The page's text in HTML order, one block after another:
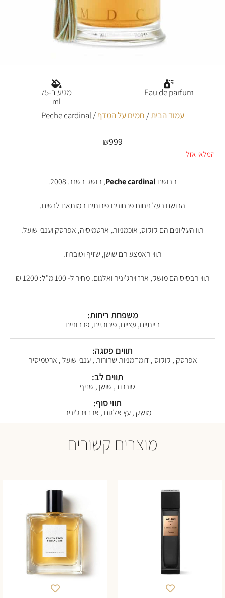
עמוד הבית/חמים על המדף/ Peche cardinal
₪999
המלאי אזל
הבושםPeche cardinal , הושק בשנת 2008.
הבושם בעל ניחוח פרחונים פירותים המותאם לנשים.
תוו העליונים הם קוקוס, אוכמניות, ארטמיסיה, אפרסק וענבי שועל.
תווי האמצע הם שושן, שזיף וטוברוז.
תווי הבסיס הם מושק, ארז וירג'יניה ואלגום. מחיר ל- 100 מ"ל: 1200 ₪
משפחת ריחות:
חייתיים, עציים, פירותיים, פרחוניים
תווים פסגה:
אפרסק , קוקוס , דומדמניות שחורות , ענבי שועל , ארטמיסיה
תווים לב:
טוברוז , שושן , שזיף
תווי סוף:
מושק , עץ אלגום , ארז וירג'יניה
Eau de parfum מגיע ב-75
ml
מוצרים קשורים